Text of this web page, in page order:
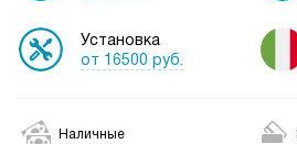
Установка
от 16500 руб.
Наличные